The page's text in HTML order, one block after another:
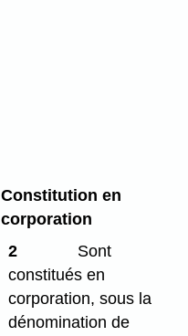
Constitution en
corporation
2
Sont
constitués en
corporation, sous la
dénomination de